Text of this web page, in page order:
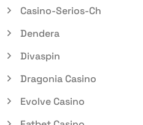
Casino-Serios-Ch
Dendera
Divaspin
Dragonia Casino
Evolve Casino